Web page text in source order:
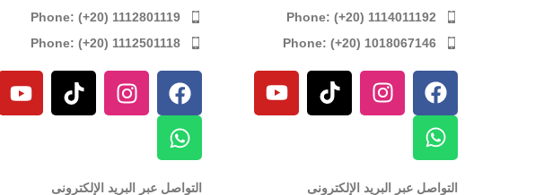
Phone: (+20) 1114011192
Phone: (+20) 1018067146
التواصل عبر البريد الإلكترونى
Phone: (+20) 1112801119
Phone: (+20) 1112501118
التواصل عبر البريد الإلكترونى